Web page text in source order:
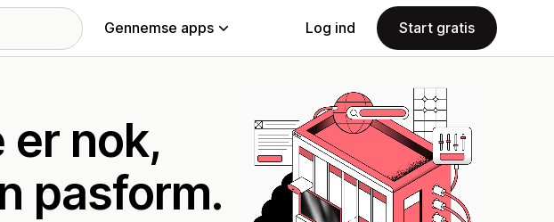
Gennemse apps Log ind Start gratis
er nok,
pasform.